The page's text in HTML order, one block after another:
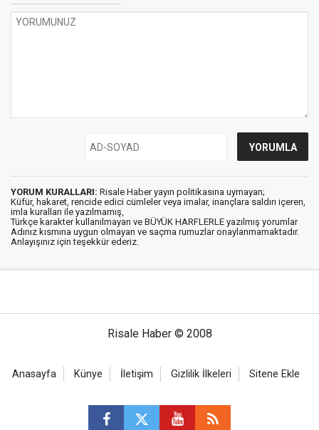
YORUM KURALLARI: Risale Haber yayın politikasına uymayan;
Küfür, hakaret, rencide edici cümleler veya imalar, inançlara saldırı içeren,
imla kuralları ile yazılmamış,
Türkçe karakter kullanılmayan ve BÜYÜK HARFLERLE yazılmış yorumlar
Adınız kısmına uygun olmayan ve saçma rumuzlar onaylanmamaktadır.
Anlayışınız için teşekkür ederiz.
Risale Haber © 2008
Anasayfa Künye İletişim Gizlilik İlkeleri Sitene Ekle